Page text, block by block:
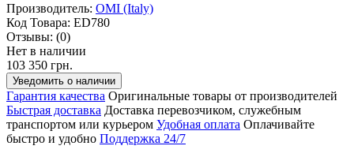
Производитель: OMI (Italy)
Код Товара: ED780
Отзывы: (0)
Нет в наличии
103 350 грн.
Уведомить о наличии
Гарантия качества Оригинальные товары от производителей
Быстрая доставка Доставка перевозчиком, служебным
транспортом или курьером Удобная оплата Оплачивайте
быстро и удобно Поддержка 24/7